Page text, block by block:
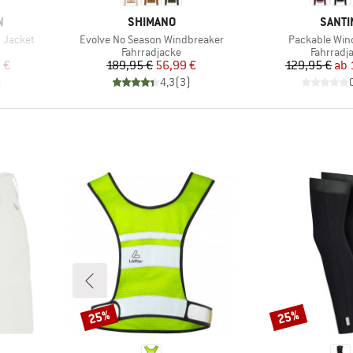
Jacket
Preis
€
MARKE
SHIMANO
Artikel
Evolve No Season Windbreaker
Produktgruppe
Fahrradjacke
Preis
189,95 €reduzierter Preis
56,99 €
4,3(3)
Artikel
Packable
129,95 € ab
Rabatt
25% Rabatt
25%